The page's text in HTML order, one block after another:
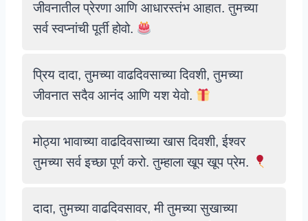
जीवनातील प्रेरणा आणि आधारस्तंभ आहात. तुमच्या
सर्व स्वप्नांची पूर्ती होवो.
प्रिय दादा, तुमच्या वाढदिवसाच्या दिवशी, तुमच्या
जीवनात सदैव आनंद आणि यश येवो.
मोठ्या भावाच्या वाढदिवसाच्या खास दिवशी, ईश्वर
तुमच्या सर्व इच्छा पूर्ण करो. तुम्हाला खूप खूप प्रेम.
दादा, तुमच्या वाढदिवसावर, मी तुमच्या सुखाच्या